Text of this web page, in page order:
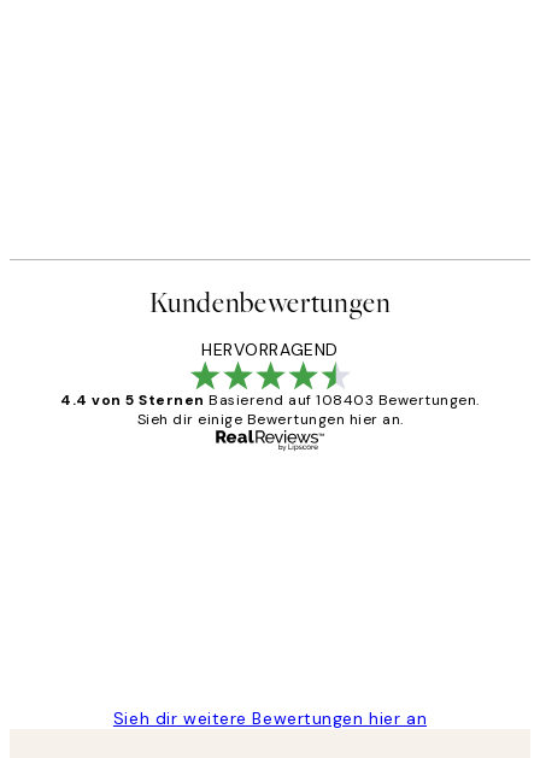
Kundenbewertungen
HERVORRAGEND
4.4 von 5 Sternen Basierend auf 108403 Bewertungen.
Sieh dir einige Bewertungen hier an.
Sieh dir weitere Bewertungen hier an